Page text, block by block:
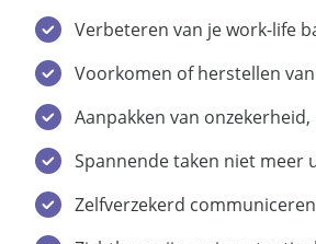
Verbeteren van je work-life
Voorkomen of herstellen
Aanpakken van
Spannende taken niet meer
Zelfverzekerd